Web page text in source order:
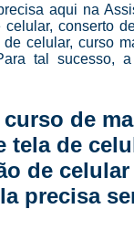
Reparo de
celulares
Troca de
aqui na
conserto
celular, curso
tal sucesso,
de
tela de
de
precisa